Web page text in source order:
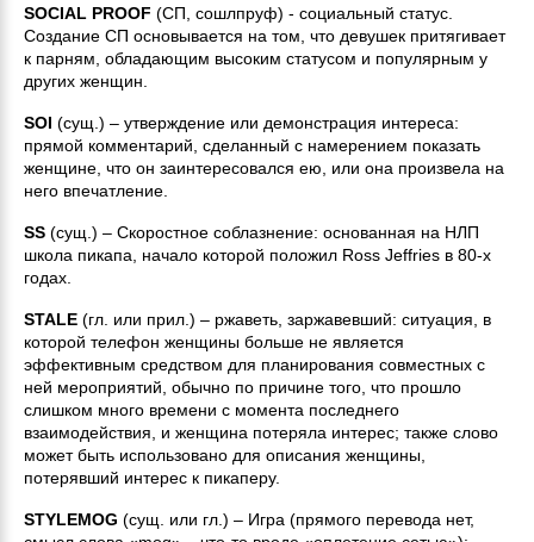
SOCIAL PROOF (СП, сошлпруф) - социальный статус.
Создание СП основывается на том, что девушек притягивает
к парням, обладающим высоким статусом и популярным у
других женщин.
SOI (сущ.) – утверждение или демонстрация интереса:
прямой комментарий, сделанный с намерением показать
женщине, что он заинтересовался ею, или она произвела на
него впечатление.
SS (сущ.) – Скоростное соблазнение: основанная на НЛП
школа пикапа, начало которой положил Ross Jeffries в 80-х
годах.
STALE (гл. или прил.) – ржаветь, заржавевший: ситуация, в
которой телефон женщины больше не является
эффективным средством для планирования совместных с
ней мероприятий, обычно по причине того, что прошло
слишком много времени с момента последнего
взаимодействия, и женщина потеряла интерес; также слово
может быть использовано для описания женщины,
потерявший интерес к пикаперу.
STYLEMOG (сущ. или гл.) – Игра (прямого перевода нет,